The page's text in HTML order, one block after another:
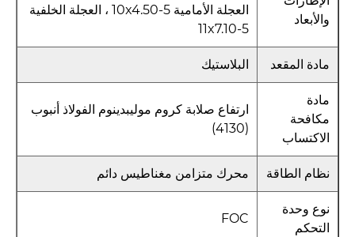
والأبعاد
العجلة الأمامية 10x4.50-5 ، العجلة الخلفية
11x7.10-5
مادة المقعد البلاستيك
مادة
مكافحة
الاكتساب
ارتفاع صلابة كروم موليبدينوم الفولاذ أنبوب
(4130)
نظام الطاقة محرك متزامن مغناطيس دائم
نوع وحدة
التحكم
FOC